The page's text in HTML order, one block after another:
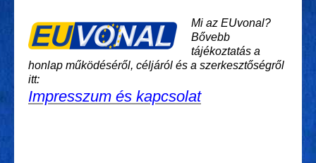
Mi az EUvonal?
Bővebb
tájékoztatás a
honlap működéséről, céljáról és a szerkesztőségről
itt:
Impresszum és kapcsolat